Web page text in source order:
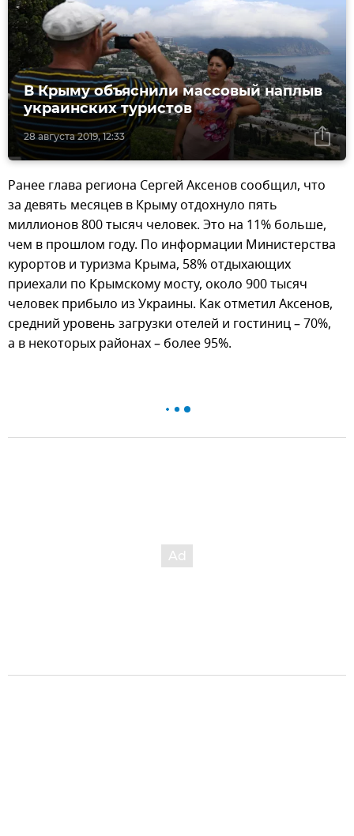
28 августа 2019, 12:33
В Крыму объяснили массовый наплыв
украинских туристов
Ранее глава региона Сергей Аксенов сообщил, что
за девять месяцев в Крыму отдохнуло пять
миллионов 800 тысяч человек. Это на 11% больше,
чем в прошлом году. По информации Министерства
курортов и туризма Крыма, 58% отдыхающих
приехали по Крымскому мосту, около 900 тысяч
человек прибыло из Украины. Как отметил Аксенов,
средний уровень загрузки отелей и гостиниц – 70%,
а в некоторых районах – более 95%.